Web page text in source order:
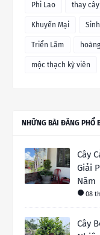
Phi Lao thay
Khuyến Mại
Triển Lãm
mộc thạch kỳ viên
NHỮNG BÀI ĐĂNG PHỔ
Cây
Giải
Năm
08
Cây